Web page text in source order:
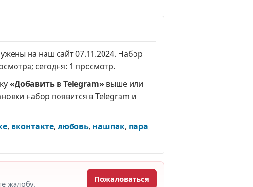
на наш сайт 07.11.2024. Набор
; сегодня: 1 просмотр.
«Добавить в Telegram» выше или
набор появится в Telegram и
, вконтакте, любовь, нашпак, пара,
жалобу. Пожаловаться